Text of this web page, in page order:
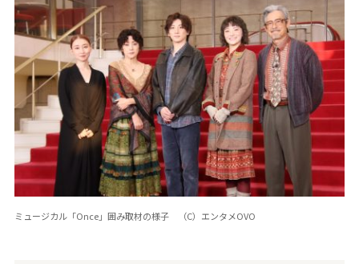
ミュージカル「Once」囲み取材の様子 （C）エンタメOVO